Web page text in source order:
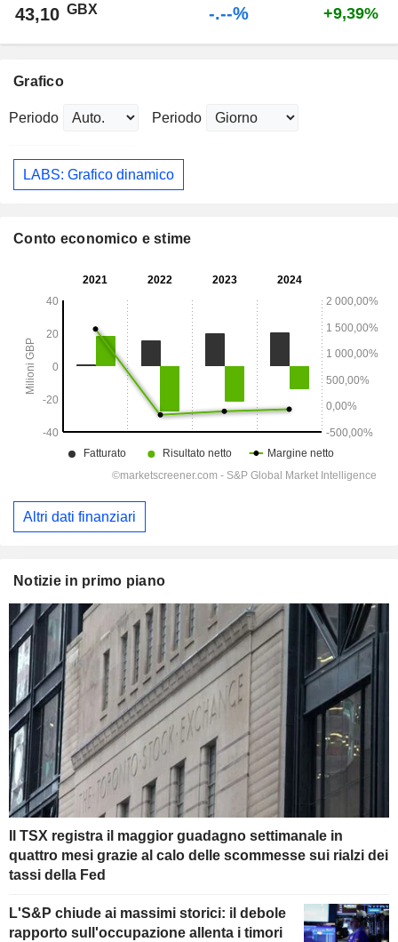
43,10 GBX -.--% +9,39%
Grafico
Periodo Periodo
LABS: Grafico dinamico
Conto economico e stime
Altri dati finanziari
Notizie in primo piano
Il TSX registra il maggior guadagno settimanale in
quattro mesi grazie al calo delle scommesse sui rialzi dei
tassi della Fed
L'S&P chiude ai massimi storici: il debole
rapporto sull'occupazione allenta i timori